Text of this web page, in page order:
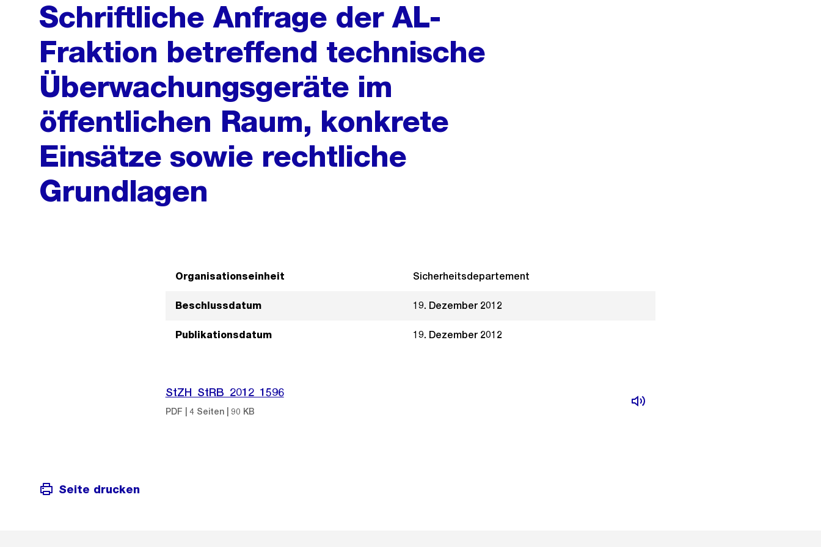
Schriftliche Anfrage der AL-
Fraktion betreffend technische
Überwachungsgeräte im
öffentlichen Raum, konkrete
Einsätze sowie rechtliche
Grundlagen
Organisationseinheit Sicherheitsdepartement
Beschlussdatum 19. Dezember 2012
Publikationsdatum 19. Dezember 2012
StZH_StRB_2012_1596
PDF | 4 Seiten | 90 KB
Seite drucken